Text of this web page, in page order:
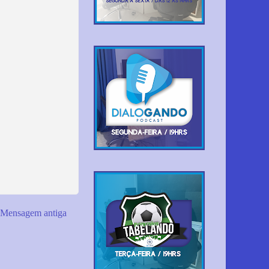
Mensagem antiga